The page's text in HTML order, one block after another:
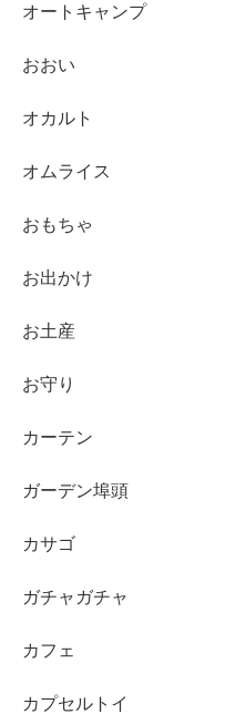
オートキャンプ
おおい
オカルト
オムライス
おもちゃ
お出かけ
お土産
お守り
カーテン
ガーデン埠頭
カサゴ
ガチャガチャ
カフェ
カプセルトイ